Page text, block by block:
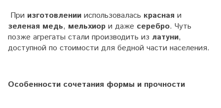
При изготовлении использовалась красная и
зеленая медь, мельхиор и даже серебро. Чуть
позже агрегаты стали производить из латуни,
доступной по стоимости для бедной части населения.
Особенности сочетания формы и прочности